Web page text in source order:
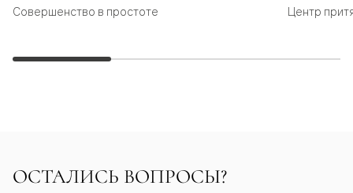
Совершенство в простоте Центр
ОСТАЛИСЬ ВОПРОСЫ?